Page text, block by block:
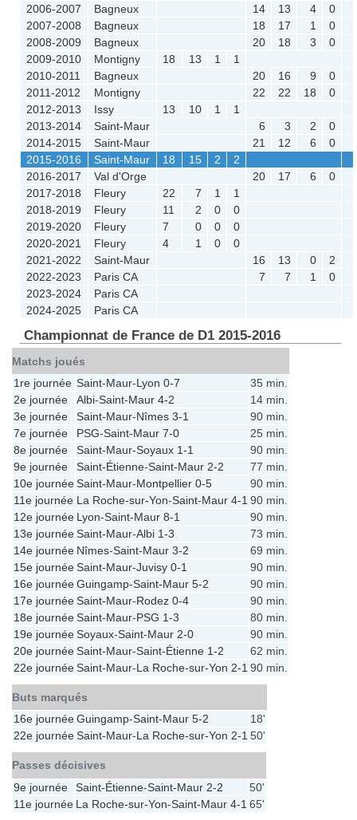
2006-2007
Bagneux 14 13 4
0
2007-2008
Bagneux 18 17 1
0
2008-2009
Bagneux 20 18 3
0
2009-2010
Montigny 18 13 1
1
2010-2011
Bagneux 20 16 9
0
2011-2012
Montigny 22 22 18
0
2012-2013
Issy 13 10 1
1
2013-2014
Saint-Maur 6 3 2
0
2014-2015
Saint-Maur 21 12 6
0
2015-2016
Saint-Maur 18 15 2
2
2016-2017
Val d'Orge 20 17 6
0
2017-2018
Fleury 22 7 1
1
2018-2019
Fleury 11 2 0
0
2019-2020
Fleury 7 0 0
0
2020-2021
Fleury 4 1 0
0
2021-2022
Saint-Maur 16 13 0
2
2022-2023
Paris CA 7 7 1
0
2023-2024
Paris CA
2024-2025
Paris CA
Championnat de France de D1 2015-2016
Matchs joués
1re journée Saint-Maur-Lyon 0-7
35 min.
2e journée
Albi-Saint-Maur 4-2
14 min.
3e journée
Saint-Maur-Nîmes 3-1
90 min.
7e journée
PSG-Saint-Maur 7-0
25 min.
8e journée
Saint-Maur-Soyaux 1-1
90 min.
9e journée
Saint-Étienne-Saint-Maur 2-2
77 min.
10e journéeSaint-Maur-Montpellier 0-5
90 min.
11e journée La Roche-sur-Yon-Saint-Maur 4-1 90 min.
12e journée Lyon-Saint-Maur 8-1
90 min.
13e journéeSaint-Maur-Albi 1-3
73 min.
14e journée Nîmes-Saint-Maur 3-2
69 min.
15e journéeSaint-Maur-Juvisy 0-1
90 min.
16e journéeGuingamp-Saint-Maur 5-2
90 min.
17e journéeSaint-Maur-Rodez 0-4
90 min.
18e journéeSaint-Maur-PSG 1-3
80 min.
19e journéeSoyaux-Saint-Maur 2-0
90 min.
20e journéeSaint-Maur-Saint-Étienne 1-2
62 min.
22e journéeSaint-Maur-La Roche-sur-Yon 2-1 90 min.
Buts marqués
16e journéeGuingamp-Saint-Maur 5-2
18'
22e journéeSaint-Maur-La Roche-sur-Yon 2-1 50'
Passes décisives
9e journée
Saint-Étienne-Saint-Maur 2-2
50'
11e journée La Roche-sur-Yon-Saint-Maur 4-1 65'